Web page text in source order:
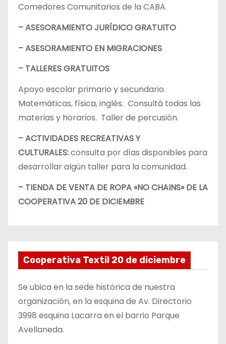
Comedores Comunitarios de la CABA.
– ASESORAMIENTO JURÍDICO GRATUITO
– ASESORAMIENTO EN MIGRACIONES
– TALLERES GRATUITOS
Apoyo escolar primario y secundario.
Matemáticas, física, inglés. Consultá todas las
materias y horarios. Taller de percusión.
– ACTIVIDADES RECREATIVAS Y
CULTURALES:consulta por días disponibles para
desarrollar algún taller para la comunidad.
– TIENDA DE VENTA DE ROPA «NO CHAINS» DE LA
COOPERATIVA 20 DE DICIEMBRE
Cooperativa Textil 20 de diciembre
Se ubica en la sede histórica de nuestra
organización, en la esquina de Av. Directorio
3998 esquina Lacarra en el barrio Parque
Avellaneda.